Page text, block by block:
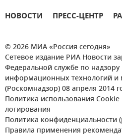
НОВОСТИ ПРЕСС-ЦЕНТР
© 2026 МИА «Россия сегодня»
Сетевое издание РИА Новости
Федеральной службе по надзору
информационных технологий
(Роскомнадзор) 08 апреля 2014
Политика использования
логирования
Политика конфиденциальности
Правила применения